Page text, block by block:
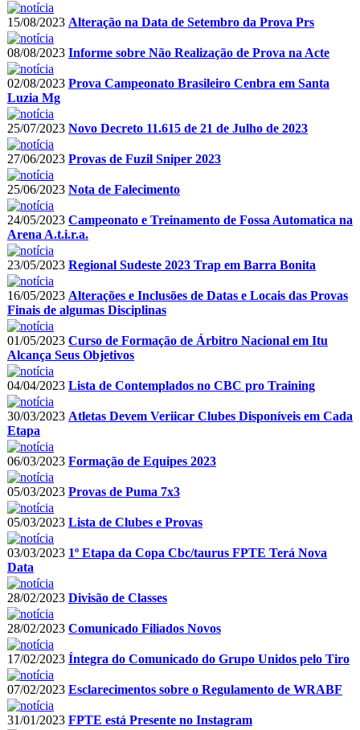
15/08/2023 Alteração na Data de Setembro da Prova Prs
08/08/2023 Informe sobre Não Realização de Prova na Acte
02/08/2023 Prova Campeonato Brasileiro Cenbra em Santa
Luzia Mg
25/07/2023 Novo Decreto 11.615 de 21 de Julho de 2023
27/06/2023 Provas de Fuzil Sniper 2023
25/06/2023 Nota de Falecimento
24/05/2023 Campeonato e Treinamento de Fossa Automatica na
Arena A.t.i.r.a.
23/05/2023 Regional Sudeste 2023 Trap em Barra Bonita
16/05/2023 Alterações e Inclusões de Datas e Locais das Provas
Finais de algumas Disciplinas
01/05/2023 Curso de Formação de Árbitro Nacional em Itu
Alcança Seus Objetivos
04/04/2023 Lista de Contemplados no CBC pro Training
30/03/2023 Atletas Devem Veriicar Clubes Disponíveis em Cada
Etapa
06/03/2023 Formação de Equipes 2023
05/03/2023 Provas de Puma 7x3
05/03/2023 Lista de Clubes e Provas
03/03/2023 1º Etapa da Copa Cbc/taurus FPTE Terá Nova
Data
28/02/2023 Divisão de Classes
28/02/2023 Comunicado Filiados Novos
17/02/2023 Íntegra do Comunicado do Grupo Unidos pelo Tiro
07/02/2023 Esclarecimentos sobre o Regulamento de WRABF
31/01/2023 FPTE está Presente no Instagram